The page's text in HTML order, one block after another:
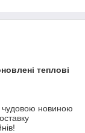
теплові
чудовою новиною